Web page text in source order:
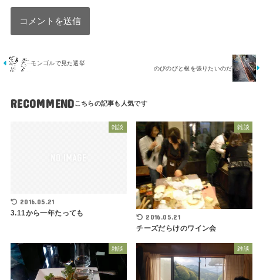
モンゴルで見た選挙
のびのびと根を張りたいのだ
RECOMMEND
雑談
2016.05.21
3.11から一年たっても
雑談
2016.05.21
チーズだらけのワイン会
雑談 雑談